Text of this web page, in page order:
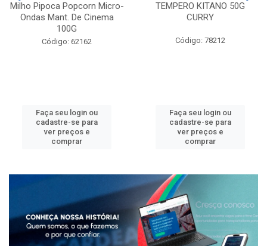
Milho Pipoca Popcorn Micro-
Ondas Mant. De Cinema
100G
Código: 62162
Faça seu login ou
cadastre-se para
ver preços e
comprar
TEMPERO KITANO 50G
CURRY
Código: 78212
Faça seu login ou
cadastre-se para
ver preços e
comprar